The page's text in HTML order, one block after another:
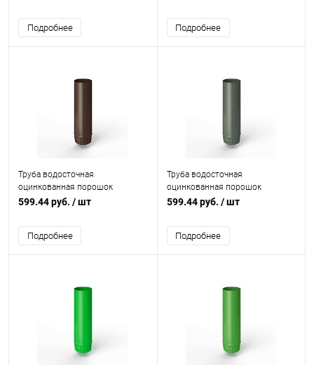
Подробнее Подробнее
Труба водосточная
оцинкованная порошок
ф125х1250мм RAL 8017
599.44 руб. / шт
Подробнее
Труба водосточная
оцинкованная порошок
ф125х1250мм RAL 7009
599.44 руб. / шт
Подробнее